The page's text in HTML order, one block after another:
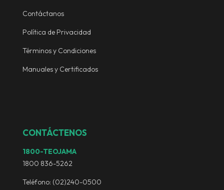
Contáctanos
Política de Privacidad
Términos y Condiciones
Manuales y Certificados
CONTÁCTENOS
1800-TEOJAMA
1800 836-5262
Teléfono: (02)240-0500